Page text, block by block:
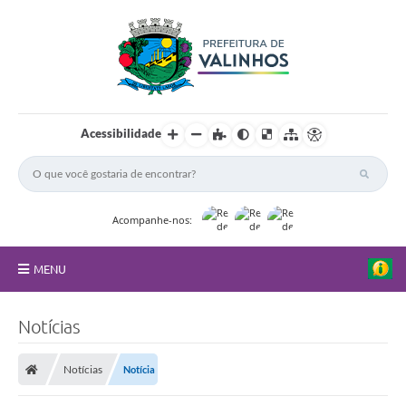
Acessibilidade
Acompanhe-nos:
MENU
Notícias
Notícias Notícia